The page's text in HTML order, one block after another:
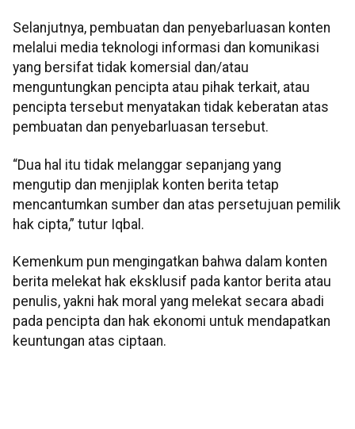
Selanjutnya, pembuatan dan penyebarluasan konten
melalui media teknologi informasi dan komunikasi
yang bersifat tidak komersial dan/atau
menguntungkan pencipta atau pihak terkait, atau
pencipta tersebut menyatakan tidak keberatan atas
pembuatan dan penyebarluasan tersebut.
“Dua hal itu tidak melanggar sepanjang yang
mengutip dan menjiplak konten berita tetap
mencantumkan sumber dan atas persetujuan pemilik
hak cipta,” tutur Iqbal.
Kemenkum pun mengingatkan bahwa dalam konten
berita melekat hak eksklusif pada kantor berita atau
penulis, yakni hak moral yang melekat secara abadi
pada pencipta dan hak ekonomi untuk mendapatkan
keuntungan atas ciptaan.